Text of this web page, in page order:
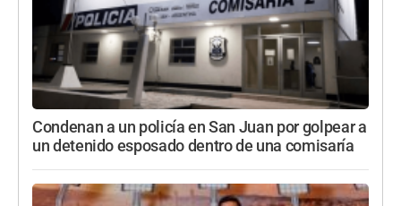
Condenan a un policía en San Juan por golpear a
un detenido esposado dentro de una comisaría